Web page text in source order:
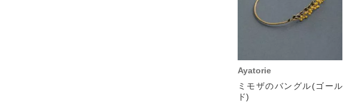
Ayatorie
ミモザのバングル(ゴール
ド)